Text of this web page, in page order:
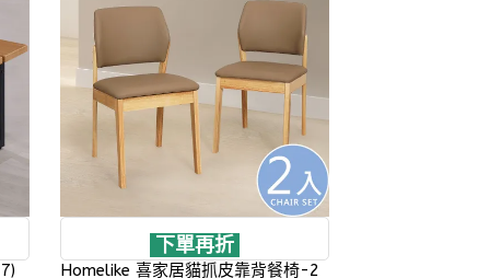
下單再折
Homelike 喜家居貓抓皮靠背餐椅-2